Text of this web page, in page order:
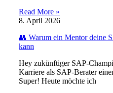
Read More »
8. April 2026
👥 Warum ein Mentor deine
kann
Hey zukünftiger SAP-
Karriere als SAP-Berater
Super! Heute möchte ich